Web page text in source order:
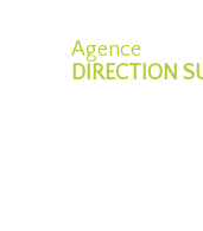
Agence
DIRECTION